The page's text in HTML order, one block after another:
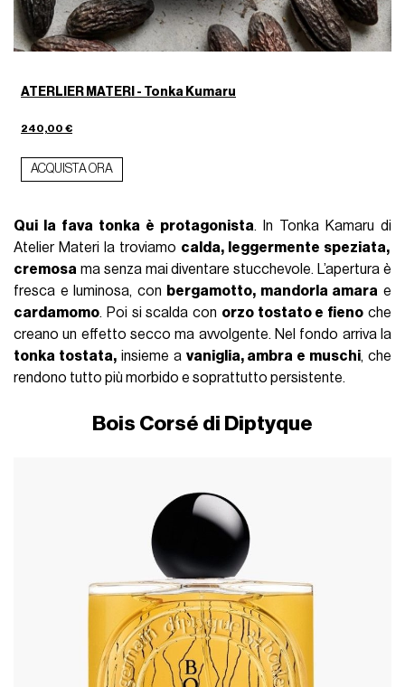
ATERLIER MATERI - Tonka Kumaru
240,00 €
ACQUISTA ORA
Qui la fava tonka è protagonista. In Tonka Kamaru di
Atelier Materi la troviamo calda, leggermente speziata,
cremosa ma senza mai diventare stucchevole. L’apertura è
fresca e luminosa, con bergamotto, mandorla amara e
cardamomo. Poi si scalda con orzo tostato e fieno che
creano un effetto secco ma avvolgente. Nel fondo arriva la
tonka tostata,insieme a vaniglia, ambra e muschi, che
rendono tutto più morbido e soprattutto persistente.
Bois Corsé di Diptyque